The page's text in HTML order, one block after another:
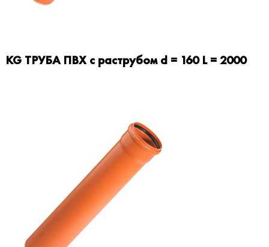
KG ТРУБА ПВХ с раструбом d = 160 L = 2000